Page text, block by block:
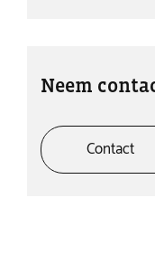
Neem
Contact